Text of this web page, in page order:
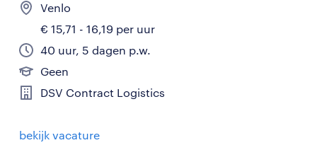
Venlo
€ 15,71 - 16,19 per uur
40 uur, 5 dagen p.w.
Geen
DSV Contract Logistics
bekijk vacature